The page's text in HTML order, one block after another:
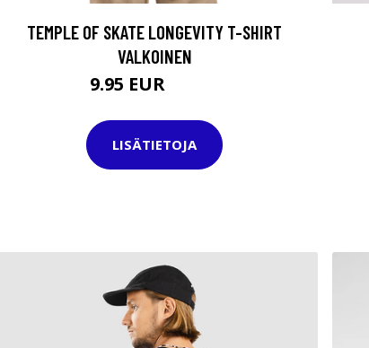
TEMPLE OF SKATE LONGEVITY T-SHIRT
VALKOINEN
9.95 EUR
LISÄTIETOJA